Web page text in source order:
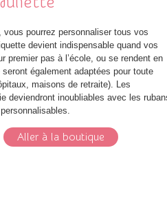
pourrez personnaliser tous vos
devient indispensable quand vos
premier pas à l’école, ou se rendent en
également adaptées pour toute
maisons de retraite). Les
deviendront inoubliables avec les
Aller à la boutique